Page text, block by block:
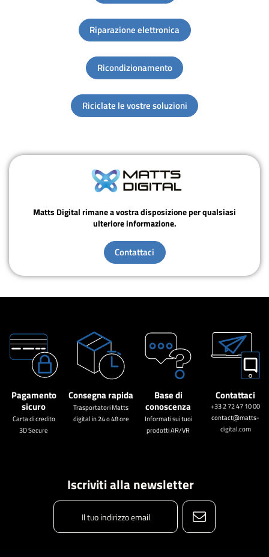
Riparazione elettronica
Ricondizionamento
Riciclate le vostre soluzioni
Matts Digital rimane a vostra disposizione per qualsiasi
ulteriore informazione.
Contattaci
Pagamento
sicuro
Carta di credito
3D Secure
Consegna rapida
Trasportatori Matts
digital in 24 o 48 ore
Base di
conoscenza
Informati sui tuoi
prodotti AR/VR
Contattaci
+33 2 72 47 10 00
contact@matts-
digital.com
Iscriviti alla newsletter